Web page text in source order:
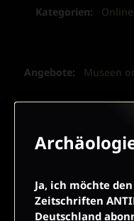
Kategorien: Online
Angebote: Museen
Verlag:
Geschichte
Politik &
Ja, ich möchte
Zeitschriften
Deutschland